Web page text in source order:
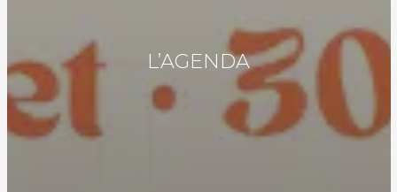
L’AGENDA